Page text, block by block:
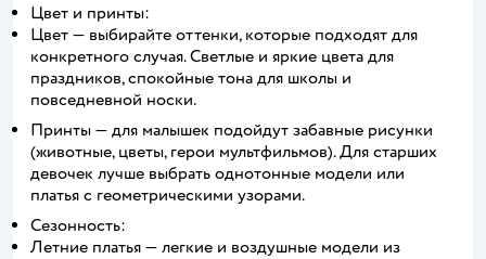
Цвет и принты:
Цвет — выбирайте оттенки, которые подходят для
конкретного случая. Светлые и яркие цвета для
праздников, спокойные тона для школы и
повседневной носки.
Принты — для малышек подойдут забавные рисунки
(животные, цветы, герои мультфильмов). Для старших
девочек лучше выбрать однотонные модели или
платья с геометрическими узорами.
Сезонность:
Летние платья — легкие и воздушные модели из